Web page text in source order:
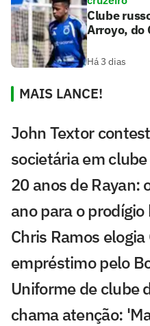
Clube
Arroyo, do
Há 3 dias
MAIS LANCE!
John Textor
societária em
20 anos de Rayan:
ano para o
Chris Ramos
empréstimo pelo
Uniforme de clube
chama atenção: